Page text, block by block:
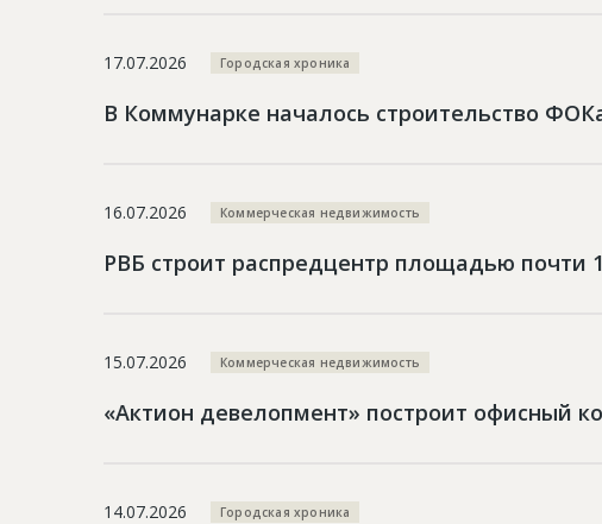
17.07.2026 Городская хроника
В Коммунарке началось строительство
16.07.2026 Коммерческая недвижимость
РВБ строит распредцентр площадью почти
15.07.2026 Коммерческая недвижимость
«Актион девелопмент» построит офисный
14.07.2026 Городская хроника